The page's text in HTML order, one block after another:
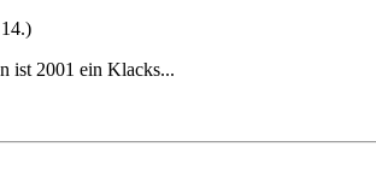
ist 2001 ein Klacks...